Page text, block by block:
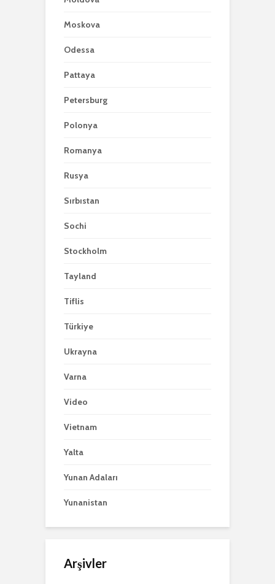
Moskova
Odessa
Pattaya
Petersburg
Polonya
Romanya
Rusya
Sırbıstan
Sochi
Stockholm
Tayland
Tiflis
Türkiye
Ukrayna
Varna
Video
Vietnam
Yalta
Yunan Adaları
Yunanistan
Arşivler